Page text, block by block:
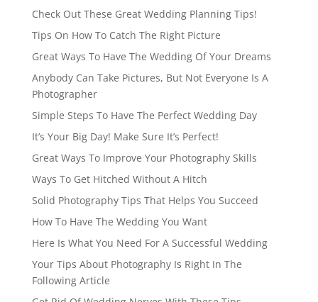
Check Out These Great Wedding Planning Tips!
Tips On How To Catch The Right Picture
Great Ways To Have The Wedding Of Your Dreams
Anybody Can Take Pictures, But Not Everyone Is A
Photographer
Simple Steps To Have The Perfect Wedding Day
It’s Your Big Day! Make Sure It’s Perfect!
Great Ways To Improve Your Photography Skills
Ways To Get Hitched Without A Hitch
Solid Photography Tips That Helps You Succeed
How To Have The Wedding You Want
Here Is What You Need For A Successful Wedding
Your Tips About Photography Is Right In The
Following Article